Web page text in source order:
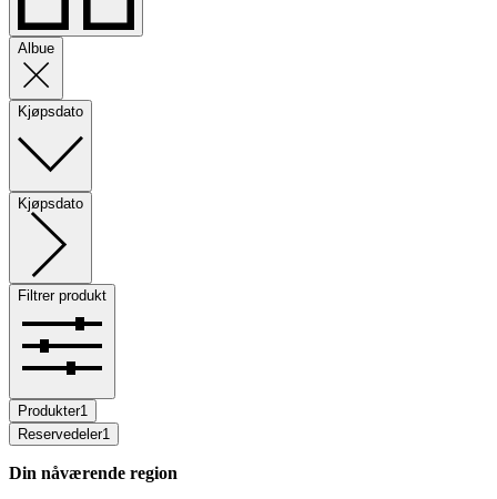
Albue
Kjøpsdato
Kjøpsdato
Filtrer produkt
Produkter1
Reservedeler1
Din nåværende region